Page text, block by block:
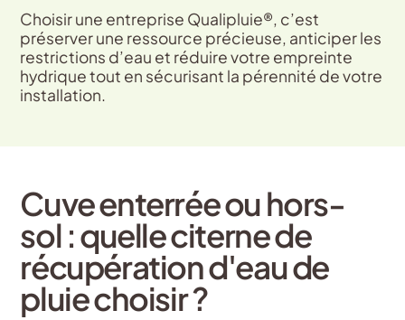
Choisir une entreprise Qualipluie®, c’est
préserver une ressource précieuse, anticiper les
restrictions d’eau et réduire votre empreinte
hydrique tout en sécurisant la pérennité de votre
installation.
Cuve enterrée ou hors-
sol : quelle citerne de
récupération d'eau de
pluie choisir ?